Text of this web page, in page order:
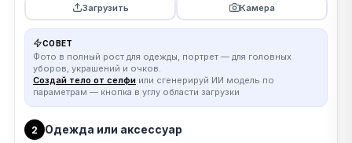
Загрузить Камера
СОВЕТ
Фото в полный рост для одежды, портрет — для головных
уборов, украшений и очков.
Создай тело от селфи или сгенерируй ИИ модель по
параметрам — кнопка в углу области загрузки
2 Одежда или аксессуар